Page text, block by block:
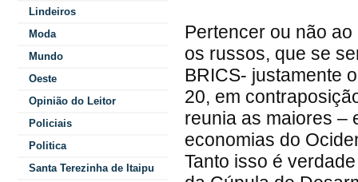
Lindeiros
Moda
Mundo
Oeste
Opinião do Leitor
Policiais
Politica
Santa Terezinha de Itaipu
Pertencer ou não
os russos, que se
BRICS- justamente
20, em
reunia as maiores –
economias do
Tanto isso é